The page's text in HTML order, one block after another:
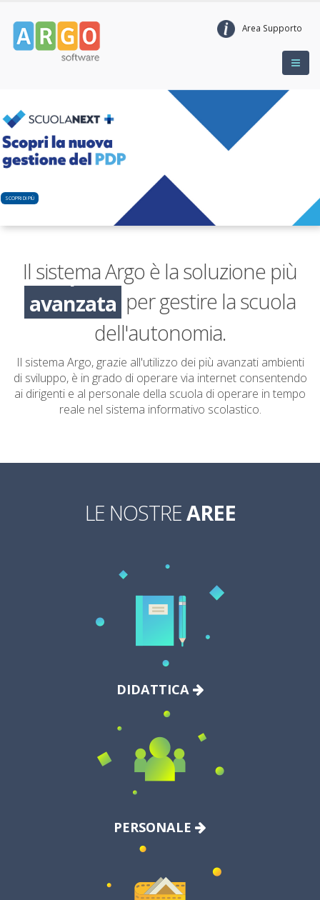
Area Supporto
SCOPRI DI PIÙ
Il sistema Argo è la soluzione più
avanzata
semplice
avanzata
per gestire la scuola
dell'autonomia.
Il sistema Argo, grazie all'utilizzo dei più avanzati ambienti
di sviluppo, è in grado di operare via internet consentendo
ai dirigenti e al personale della scuola di operare in tempo
reale nel sistema informativo scolastico.
LE NOSTREAREE
DIDATTICA
PERSONALE